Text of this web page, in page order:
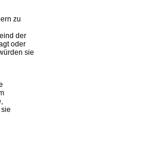
zu
der
oder
sie